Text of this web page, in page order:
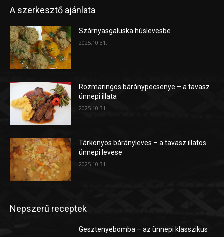
A szerkesztő ajánlata
Szárnyasgaluska húslevesbe
2025.10.31.
Rozmaringos báránypecsenye – a tavasz
ünnepi illata
2025.10.31.
Tárkonyos bárányleves – a tavasz illatos
ünnepi levese
2025.10.31.
Nepszerű receptek
Gesztenyebomba – az ünnepi klasszikus